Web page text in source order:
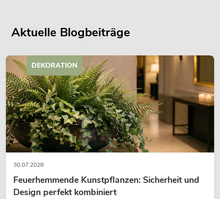
Aktuelle Blogbeiträge
30.07.2026
Feuerhemmende Kunstpflanzen: Sicherheit und
Design perfekt kombiniert
DEKORATION